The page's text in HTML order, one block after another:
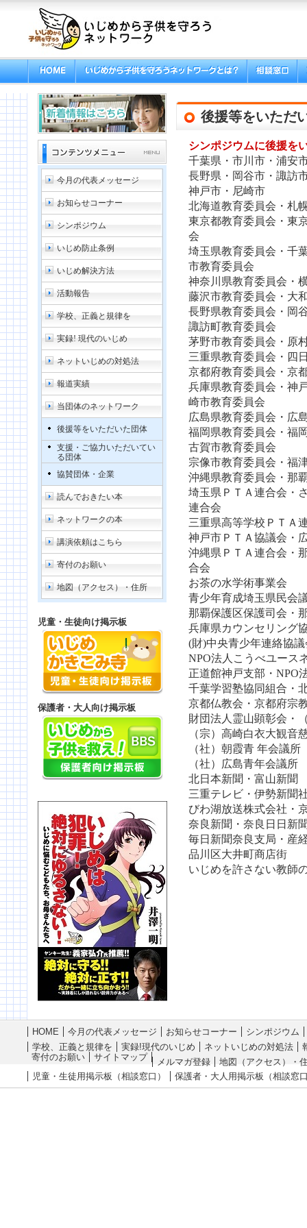
今月の代表メッセージ
お知らせコーナー
シンポジウム
いじめ防止条例
いじめ解決方法
活動報告
学校、正義と規律を
実録! 現代のいじめ
ネットいじめの対処法
報道実績
当団体のネットワーク
後援等をいただいた団体
支援・ご協力いただいてい
る団体
協賛団体・企業
読んでおきたい本
ネットワークの本
講演依頼はこちら
寄付のお願い
地図（アクセス）・住所
児童・生徒向け掲示板
保護者・大人向け掲示板
後援等をいただ
シンポジウムに後援を
千葉県・市川市・浦安
長野県・岡谷市・諏訪
神戸市・尼崎市
北海道教育委員会・札
東京都教育委員会・東
会
埼玉県教育委員会・千
市教育委員会
神奈川県教育委員会・
藤沢市教育委員会・大
長野県教育委員会・岡
諏訪町教育委員会
茅野市教育委員会・原
三重県教育委員会・四
京都府教育委員会・京
兵庫県教育委員会・神
崎市教育委員会
広島県教育委員会・広
福岡県教育委員会・福
古賀市教育委員会
宗像市教育委員会・福
沖縄県教育委員会・那
埼玉県ＰＴＡ連合会・
連合会
三重県高等学校ＰＴＡ
神戸市ＰＴＡ協議会・
沖縄県ＰＴＡ連合会・
合会
お茶の水学術事業会
青少年育成埼玉県民会
那覇保護区保護司会・
兵庫県カウンセリング
(財)中央青少年連絡協
NPO法人こうべユース
正道館神戸支部・NPO
千葉学習塾協同組合・
京都仏教会・京都府宗
財団法人霊山顕彰会・
（宗）高崎白衣大観音
（社）朝霞青 年会議所
（社）広島青年会議所
北日本新聞・富山新聞
三重テレビ・伊勢新聞
びわ湖放送株式会社・
奈良新聞・奈良日日新
毎日新聞奈良支局・産
品川区大井町商店街
いじめを許さない教師
HOME 今月の代表メッセージ お知らせコーナー
シンポジウム
学校、正義と規律を
実録!現代のいじめ ネットいじめの対処法
寄付のお願い
サイトマップ メルマガ登録
地図（アクセス）・
児童・生徒用掲示板（相談窓口）
保護者・大人用掲示板（相談窓